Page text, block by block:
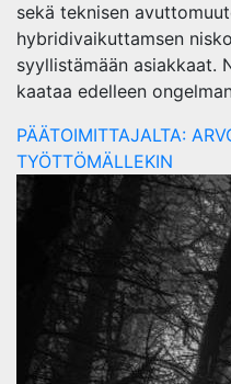
sekä teknisen
hybridivaikuttamsen
syyllistämään asiakkaat.
kaataa edelleen
PÄÄTOIMITTAJALTA:
TYÖTTÖMÄLLEKIN